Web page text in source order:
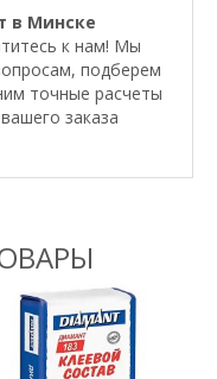
в Минске
к нам! Мы
подберем
точные расчеты
заказа